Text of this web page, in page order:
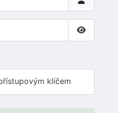
Zobrazit
klíčem